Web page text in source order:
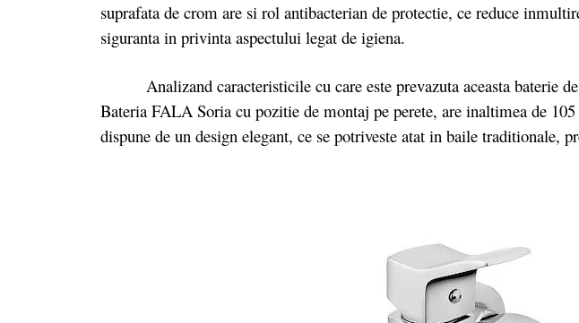
suprafata de crom are si rol antibacterian de protectie, ce reduce
siguranta in privinta aspectului legat de igiena.
Analizand caracteristicile cu care este prevazuta aceasta baterie
Bateria FALA Soria cu pozitie de montaj pe perete, are inaltimea de
dispune de un design elegant, ce se potriveste atat in baile traditionale,